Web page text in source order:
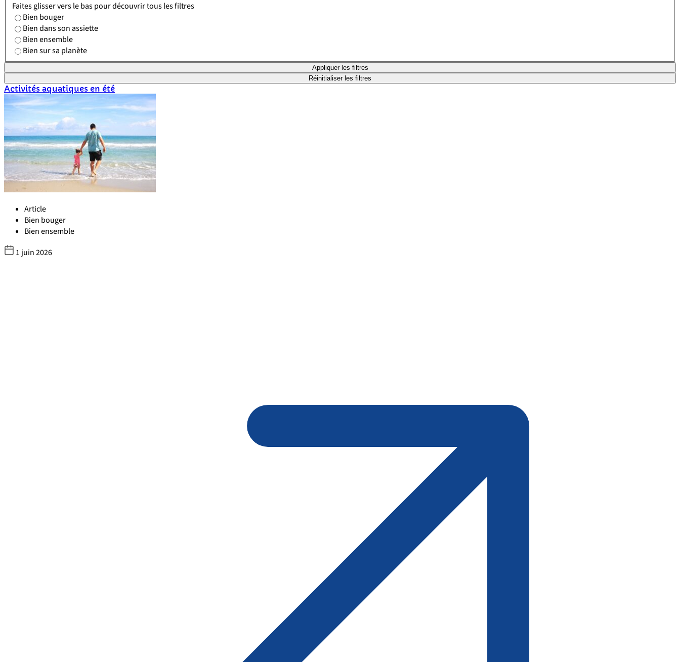
Faites glisser vers le bas pour découvrir tous les filtres
Bien bouger
Bien dans son assiette
Bien ensemble
Bien sur sa planète
Appliquer les filtres
Réinitialiser les filtres
Activités aquatiques en été
Article
Bien bouger
Bien ensemble
1 juin 2026